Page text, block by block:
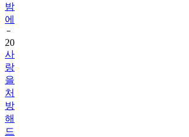
밤
에
20
사
랑
을
처
방
해
드